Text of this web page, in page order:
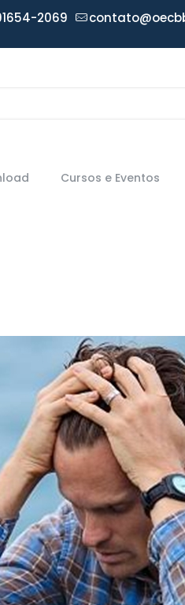
2069
Cursos e Eventos